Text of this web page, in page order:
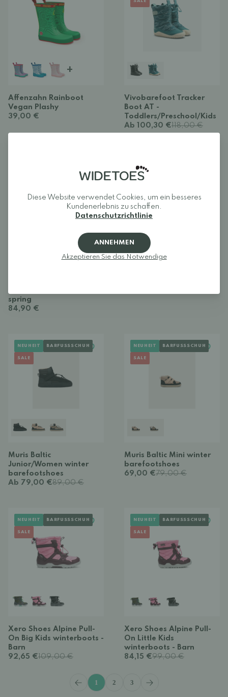
+
Affenzahn Rainboot
Vegan Plashy
39,00 €
Vivobarefoot Tracker
Boot AT -
Toddlers/Preschool/Kids
Ab 100,30 €118,00 €
spring
84,90 €
SALE
NEUHEIT BARFUSSSCHUH
SALE
Muris Baltic
Junior/Women winter
barefootshoes
Ab 79,00 €89,00 €
NEUHEIT BARFUSSSCHUH
SALE
Muris Baltic Mini winter
barefootshoes
69,00 €79,00 €
NEUHEIT BARFUSSSCHUH
SALE
Xero Shoes Alpine Pull-
On Big Kids winterboots -
Barn
92,65 €109,00 €
NEUHEIT BARFUSSSCHUH
SALE
Xero Shoes Alpine Pull-
On Little Kids
winterboots - Barn
84,15 €99,00 €
1 2 3
Diese Website verwendet Cookies, um ein besseres
Kundenerlebnis zu schaffen.
Datenschutzrichtlinie
ANNEHMEN
Akzeptieren Sie das Notwendige